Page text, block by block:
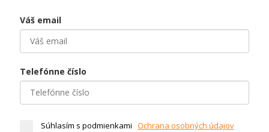
Váš email
Telefónne číslo
Súhlasím s podmienkami Ochrana osobných údajov